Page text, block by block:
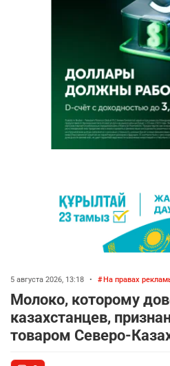
5 августа 2026, 13:18 • На правах
Молоко, которому
казахстанцев,
товаром Северо-